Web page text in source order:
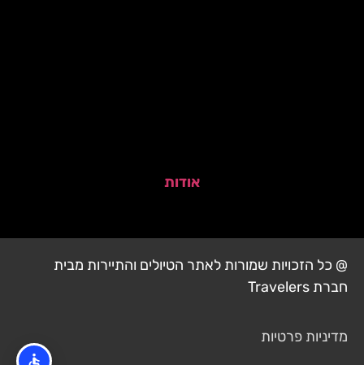
אודות
@ כל הזכויות שמורות לאתר הטיולים והתיירות מבית
חברת Travelers
מדיניות פרטיות